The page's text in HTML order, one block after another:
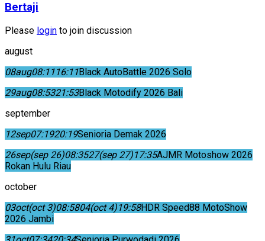
Bertaji
Please login to join discussion
august
08aug08:1116:11Black AutoBattle 2026 Solo
29aug08:5321:53Black Motodify 2026 Bali
september
12sep07:1920:19Senioria Demak 2026
26sep(sep 26)08:3527(sep 27)17:35AJMR Motoshow 2026
Rokan Hulu Riau
october
03oct(oct 3)08:5804(oct 4)19:58HDR Speed88 MotoShow
2026 Jambi